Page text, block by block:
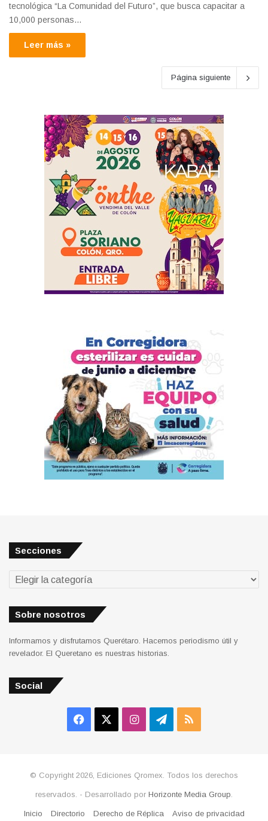
tecnológica “La Comunidad del Futuro”, que busca capacitar a
10,000 personas…
Leer más »
Página siguiente
Secciones
Sobre nosotros
Informamos y disfrutamos Querétaro. Hacemos periodismo útil y
revelador. El Queretano es nuestras historias.
Social
Facebook
X InstagramTelegram
RSS